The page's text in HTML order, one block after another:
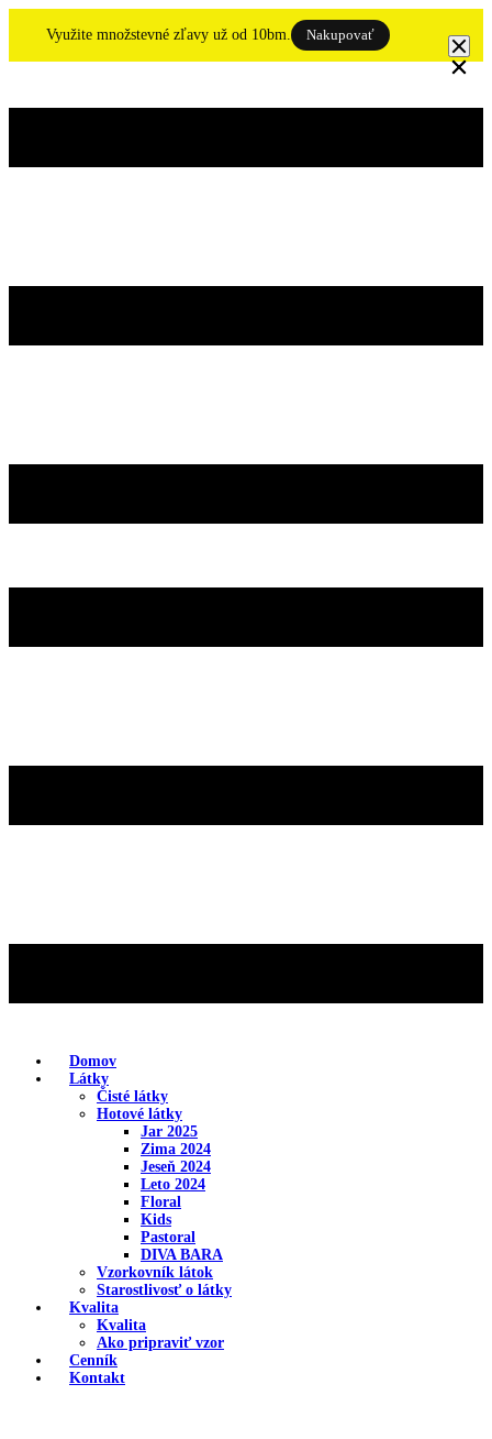
Využite množstevné zľavy už od 10bm. Nakupovať
Domov
Látky
Čisté látky
Hotové látky
Jar 2025
Zima 2024
Jeseň 2024
Leto 2024
Floral
Kids
Pastoral
DIVA BARA
Vzorkovník látok
Starostlivosť o látky
Kvalita
Kvalita
Ako pripraviť vzor
Cenník
Kontakt